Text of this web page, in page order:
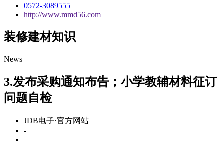
0572-3089555
http://www.mmd56.com
装修建材知识
News
3.发布采购通知布告；小学教辅材料征订
问题自检
JDB电子·官方网站
-